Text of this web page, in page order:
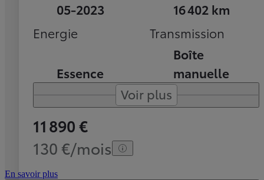
05-2023
16 402 km
Energie
Essence
Transmission
Boîte
manuelle
Voir plus
11 890 €
130 €/mois
En savoir plus